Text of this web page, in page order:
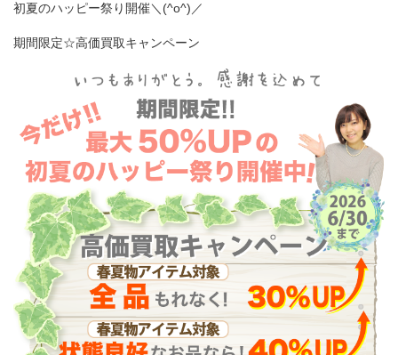
初夏のハッピー祭り開催＼(^o^)／
期間限定☆高価買取キャンペーン